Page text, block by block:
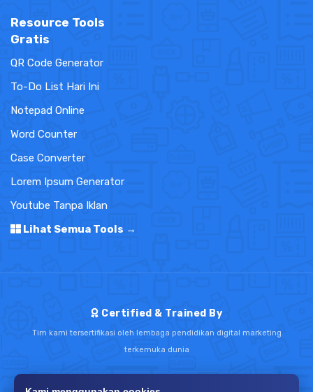
Resource Tools
Gratis
QR Code Generator
To-Do List Hari Ini
Notepad Online
Word Counter
Case Converter
Lorem Ipsum Generator
Youtube Tanpa Iklan
Lihat Semua Tools →
Certified & Trained By
Tim kami tersertifikasi oleh lembaga pendidikan digital marketing
terkemuka dunia